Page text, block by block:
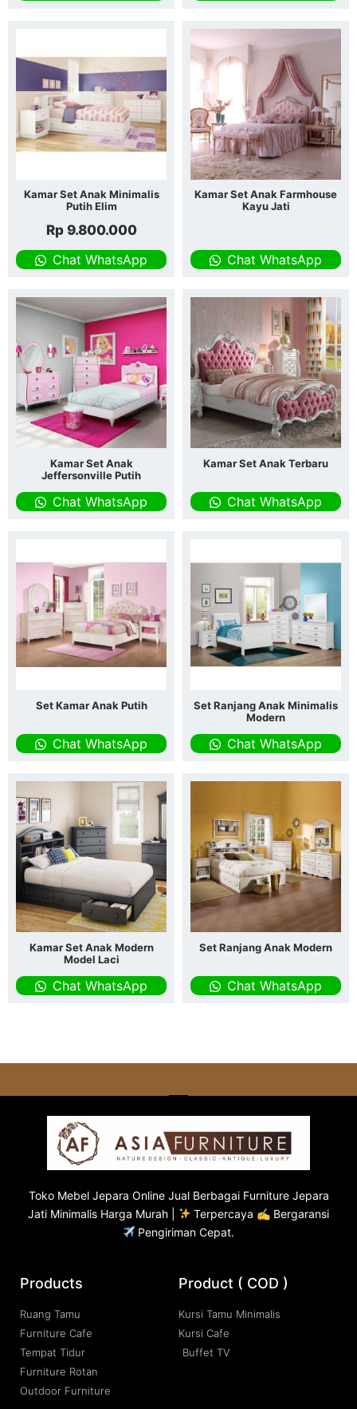
Kamar Set Anak Minimalis
Putih Elim
Rp9.800.000
Chat WhatsApp
Kamar Set Anak Farmhouse
Kayu Jati
Chat WhatsApp
Kamar Set Anak
Jeffersonville Putih
Chat WhatsApp
Kamar Set Anak Terbaru
Chat WhatsApp
Set Kamar Anak Putih
Chat WhatsApp
Set Ranjang Anak Minimalis
Modern
Chat WhatsApp
Kamar Set Anak Modern
Model Laci
Chat WhatsApp
Set Ranjang Anak Modern
Chat WhatsApp
Toko Mebel Jepara Online Jual Berbagai Furniture Jepara
Jati Minimalis Harga Murah |
Terpercaya ✍ Bergaransi
Pengiriman Cepat.
Products
Ruang Tamu
Furniture Cafe
Tempat Tidur
Furniture Rotan
Outdoor Furniture
Product ( COD )
Kursi Tamu Minimalis
Kursi Cafe
Buffet TV